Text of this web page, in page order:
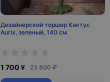
Дизайнерский торшер Кактус
Aurix, зеленый, 140 см
1 700 ¥ 23 800 ₽